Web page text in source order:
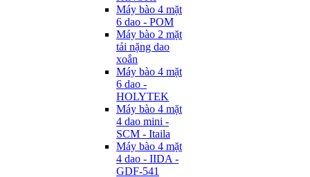
Máy bào 4 mặt
6 dao - POM
Máy bào 2 mặt
tải nặng dao
xoắn
Máy bào 4 mặt
6 dao -
HOLYTEK
Máy bào 4 mặt
4 dao mini -
SCM - Itaila
Máy bào 4 mặt
4 dao - IIDA -
GDF-541